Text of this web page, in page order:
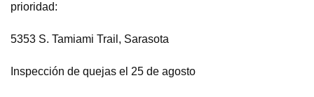
prioridad:
5353 S. Tamiami Trail, Sarasota
Inspección de quejas el 25 de agosto